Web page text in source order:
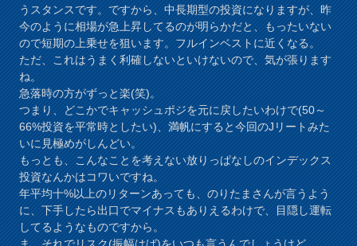
うスタンスです。ですから、中長期型の投資になりますが、昨
今のように相場が急上昇してるのが明らかだと、もったいない
ので短期の上乗せを狙います。フルインベストに近くなる。
ただ、これはうまく利確しないといけないので、気が張ります
ね。
急落時の方がずっと楽(笑)。
つまり、どこかでキャッシュポジを元に戻したいわけで(50～
66%投資を平常時としたい)、満帆にすると今回のJリートみた
いに見極めがしんどい。
もっとも、こんなことを考えない放りっぱなしのインデックス
投資なんかはコワいですね。
年平均十%以上のリターンあっても、のりたまさんが言うよう
に、下手したら出口でマイナスもありえるわけで、目隠し運転
してるようなものですから。
ま、それでリスク(振幅はば)をいつも言うんでしょうけど。